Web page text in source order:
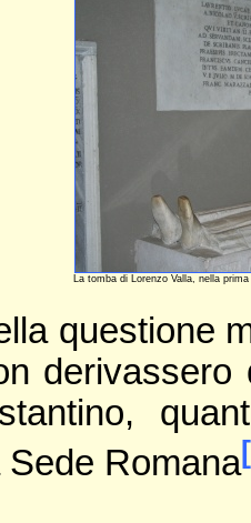
La tomba di Lorenzo Valla, nella
questione
Romana